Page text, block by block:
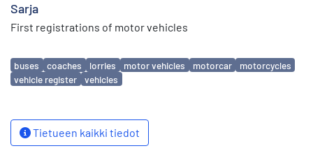
Sarja
First registrations of motor vehicles
Avainsanat
buses coaches lorries motor vehicles motorcar
motorcycles
vehicle register
vehicles
Tietueen kaikki tiedot